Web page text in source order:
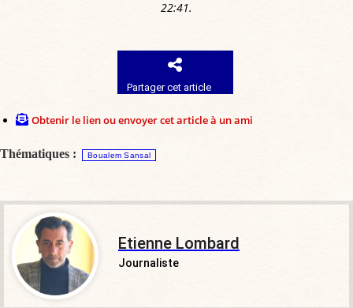
22:41.
Partager cet article
Obtenir le lien ou envoyer cet article à un ami
Thématiques : Boualem Sansal
Etienne Lombard
Journaliste